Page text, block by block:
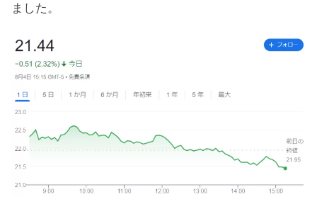
ました。